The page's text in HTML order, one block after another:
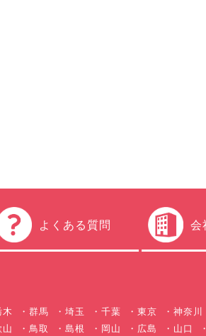
よくある質問 会
群馬 埼玉 千葉 東京 神奈川
鳥取 島根 岡山 広島 山口